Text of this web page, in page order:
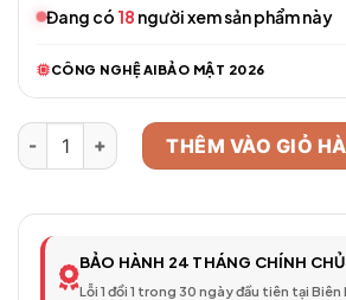
Đang có 18 người xem sản phẩm này
CÔNG NGHỆ AIBẢO MẬT 2026
Camera WiFi Thông Minh Model 338 –
THÊM VÀO GIỎ
BẢO HÀNH 24 THÁNG CHÍNH CHỦ
Lỗi 1 đổi 1 trong 30 ngày đầu tiên tại